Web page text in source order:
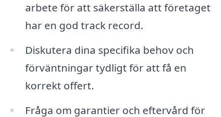
arbete för att säkerställa att företaget
har en god track record.
Diskutera dina specifika behov och
förväntningar tydligt för att få en
korrekt offert.
Fråga om garantier och eftervård för